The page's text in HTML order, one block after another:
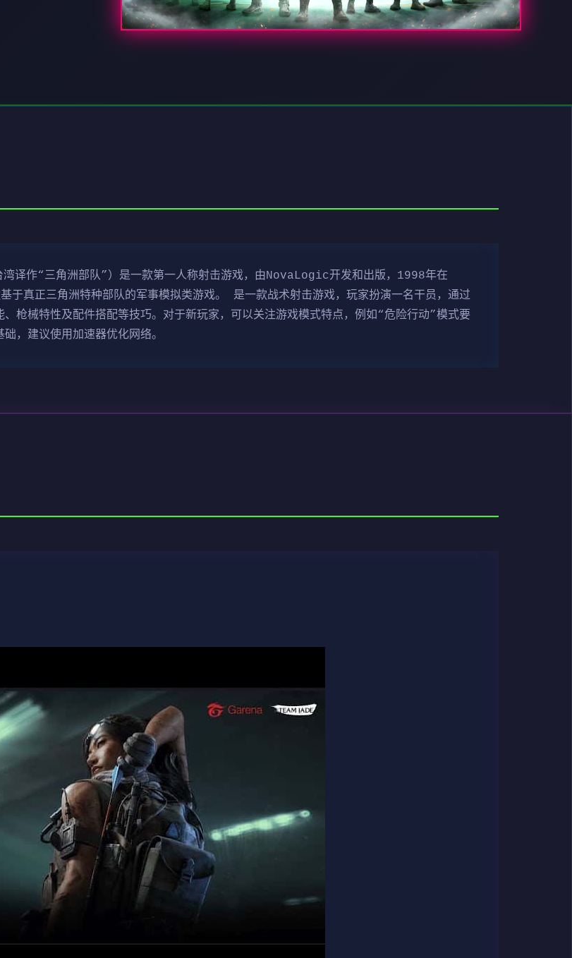
译作“三角洲部队”）是一款第一人称射击游戏，由NovaLogic开发和出版，1998年在
真正三角洲特种部队的军事模拟类游戏。 是一款战术射击游戏，玩家扮演一名干员，通过
枪械特性及配件搭配等技巧。对于新玩家，可以关注游戏模式特点，例如“危险行动”模式要
，建议使用加速器优化网络。